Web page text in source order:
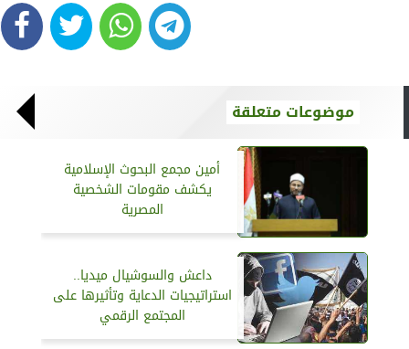
موضوعات متعلقة
أمين مجمع البحوث الإسلامية
يكشف مقومات الشخصية
المصرية
داعش والسوشيال ميديا..
استراتيجيات الدعاية وتأثيرها على
المجتمع الرقمي